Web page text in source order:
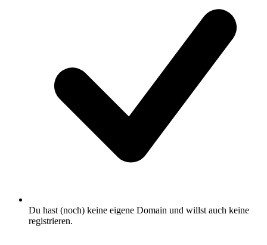
Du hast (noch) keine eigene Domain und willst auch keine
registrieren.